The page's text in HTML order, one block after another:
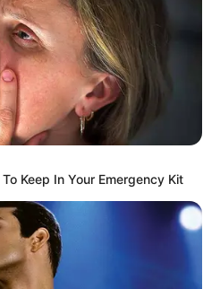
Keep In Your Emergency Kit